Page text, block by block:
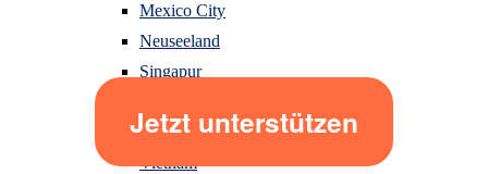
Mexico City
Neuseeland
Singapur
Thailand
Vietnam